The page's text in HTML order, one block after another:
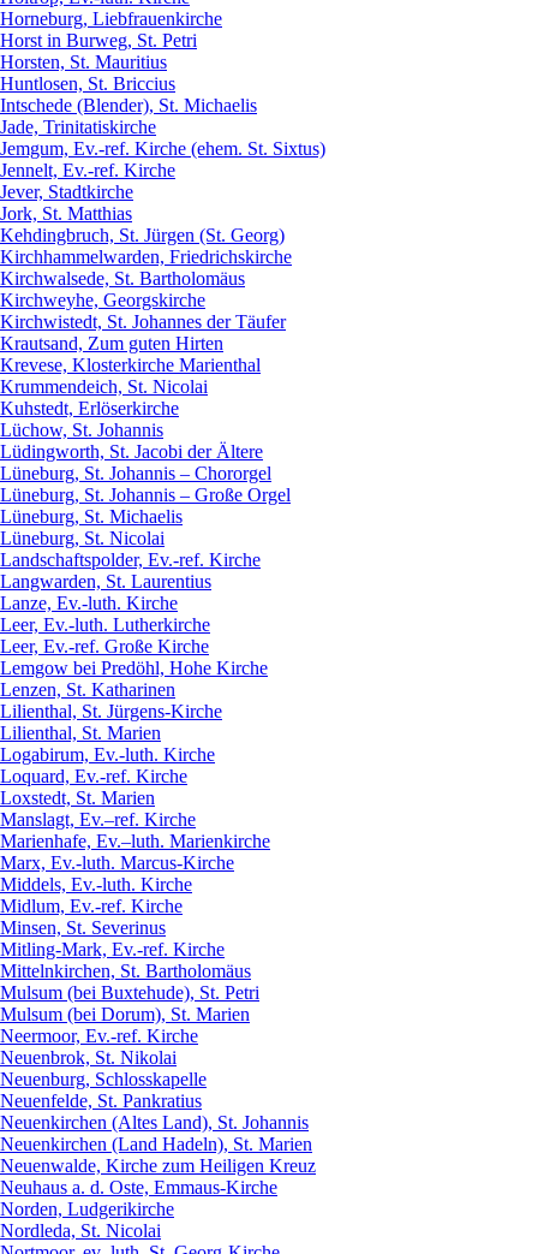
Horneburg, Liebfrauenkirche
Horst in Burweg, St. Petri
Horsten, St. Mauritius
Huntlosen, St. Briccius
Intschede (Blender), St. Michaelis
Jade, Trinitatiskirche
Jemgum, Ev.-ref. Kirche (ehem. St. Sixtus)
Jennelt, Ev.-ref. Kirche
Jever, Stadtkirche
Jork, St. Matthias
Kehdingbruch, St. Jürgen (St. Georg)
Kirchhammelwarden, Friedrichskirche
Kirchwalsede, St. Bartholomäus
Kirchweyhe, Georgskirche
Kirchwistedt, St. Johannes der Täufer
Krautsand, Zum guten Hirten
Krevese, Klosterkirche Marienthal
Krummendeich, St. Nicolai
Kuhstedt, Erlöserkirche
Lüchow, St. Johannis
Lüdingworth, St. Jacobi der Ältere
Lüneburg, St. Johannis – Chororgel
Lüneburg, St. Johannis – Große Orgel
Lüneburg, St. Michaelis
Lüneburg, St. Nicolai
Landschaftspolder, Ev.-ref. Kirche
Langwarden, St. Laurentius
Lanze, Ev.-luth. Kirche
Leer, Ev.-luth. Lutherkirche
Leer, Ev.-ref. Große Kirche
Lemgow bei Predöhl, Hohe Kirche
Lenzen, St. Katharinen
Lilienthal, St. Jürgens-Kirche
Lilienthal, St. Marien
Logabirum, Ev.-luth. Kirche
Loquard, Ev.-ref. Kirche
Loxstedt, St. Marien
Manslagt, Ev.–ref. Kirche
Marienhafe, Ev.–luth. Marienkirche
Marx, Ev.-luth. Marcus-Kirche
Middels, Ev.-luth. Kirche
Midlum, Ev.-ref. Kirche
Minsen, St. Severinus
Mitling-Mark, Ev.-ref. Kirche
Mittelnkirchen, St. Bartholomäus
Mulsum (bei Buxtehude), St. Petri
Mulsum (bei Dorum), St. Marien
Neermoor, Ev.-ref. Kirche
Neuenbrok, St. Nikolai
Neuenburg, Schlosskapelle
Neuenfelde, St. Pankratius
Neuenkirchen (Altes Land), St. Johannis
Neuenkirchen (Land Hadeln), St. Marien
Neuenwalde, Kirche zum Heiligen Kreuz
Neuhaus a. d. Oste, Emmaus-Kirche
Norden, Ludgerikirche
Nordleda, St. Nicolai